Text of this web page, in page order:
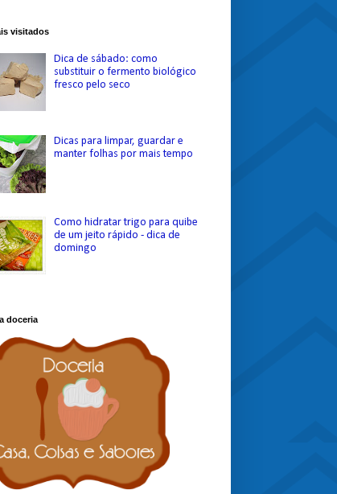
visitados
Dica de sábado: como
substituir o fermento biológico
fresco pelo seco
Dicas para limpar, guardar e
manter folhas por mais tempo
Como hidratar trigo para quibe
de um jeito rápido - dica de
domingo
doceria